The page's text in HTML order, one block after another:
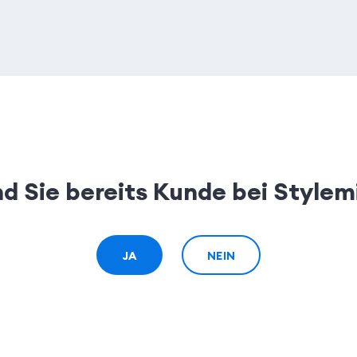
Sie bereits Kunde bei
JA NEIN